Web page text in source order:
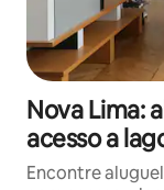
Nova Lima:
acesso a
Encontre